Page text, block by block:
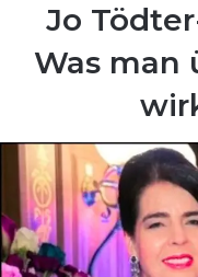
Jo
Was man